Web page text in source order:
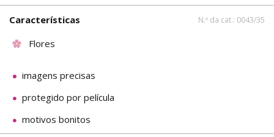
Características N.º da cat.: 0043/35
Flores
imagens precisas
protegido por película
motivos bonitos